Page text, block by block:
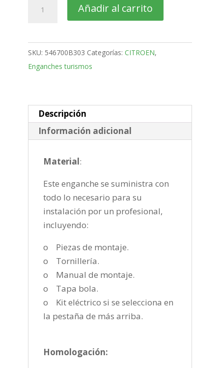
Monovolumen
Bola
desmontable
2013-
2018
cantidad
Añadir al carrito
SKU: 546700B303 Categorías: CITROEN,
Enganches turismos
Descripción
Información adicional
Material:
Este enganche se suministra con
todo lo necesario para su
instalación por un profesional,
incluyendo:
o Piezas de montaje.
o Tornillería.
o Manual de montaje.
o Tapa bola.
o Kit eléctrico si se selecciona en
la pestaña de más arriba.
Homologación: